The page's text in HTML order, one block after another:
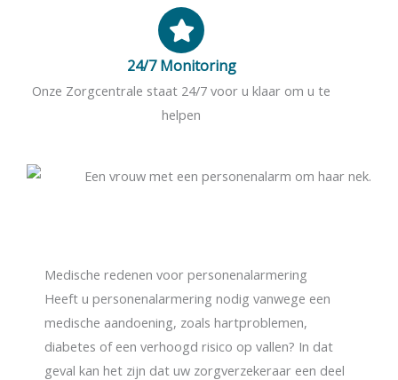
24/7 Monitoring
Onze Zorgcentrale staat 24/7 voor u klaar om u te
helpen
Medische redenen voor personenalarmering
Heeft u personenalarmering nodig vanwege een
medische aandoening, zoals hartproblemen,
diabetes of een verhoogd risico op vallen? In dat
geval kan het zijn dat uw zorgverzekeraar een deel